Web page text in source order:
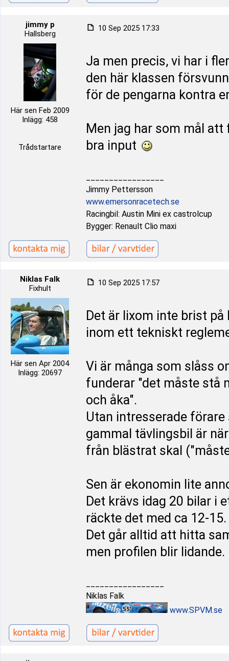
jimmy p
Hallsberg
Här sen Feb 2009
Inlägg: 458
Trådstartare
10 Sep 2025 17:33
Ja men precis, vi har i
den här klassen
för de pengarna kontra
Men jag har som mål
bra input
Jimmy Pettersson
www.emersonracetech.se
Racingbil: Austin Mini ex castrolcup
Bygger: Renault Clio maxi
Niklas Falk
Fixhult
Här sen Apr 2004
Inlägg: 20697
10 Sep 2025 17:57
Det är lixom inte brist
inom ett tekniskt
Vi är många som slåss
funderar "det måste stå
och åka".
Utan intresserade
gammal tävlingsbil är
från blästrat skal
Sen är ekonomin lite
Det krävs idag 20 bilar i
räckte det med ca 12-15.
Det går alltid att hitta
men profilen blir lidande.
Niklas Falk
www.SPVM.se